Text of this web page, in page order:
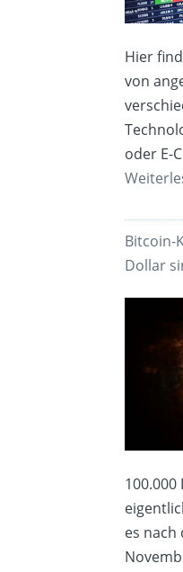
Hier
von
oder E-
Bitcoin-
Dollar
es nach